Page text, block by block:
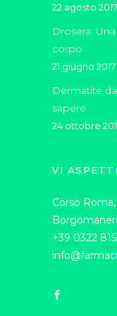
22 agosto 2017
Drosera:
corpo
21 giugno 2017
Dermatite
sapere
24 ottobre
VI
Corso
+39 0322